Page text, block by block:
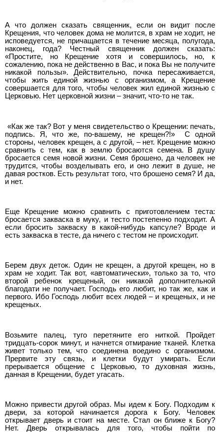
А что должен сказать священник, если он видит после
Крещения, что человек дома не молится, в храм не ходит, не
исповедуется, не причащается в течение месяца, полугода,
наконец, года? Честный священник должен сказать:
«Простите, но Крещение хотя и совершилось, но, к
сожалению, пока не действенно в Вас, и пока Вы не получите
никакой пользы». Действительно, почка пересаживается,
чтобы жить единой жизнью с организмом, а Крещение
совершается для того, чтобы человек жил единой жизнью с
Церковью. Нет церковной жизни – значит, что-то не так.
«Как же так? Вот у меня свидетельство о Крещении: печать,
подпись. Я, что же, по-вашему, не крещен?!» С одной
стороны, человек крещен, а с другой, – нет. Крещение можно
сравнить с тем, как в землю бросаются семена. В душу
бросается семя новой жизни. Семя брошено, да человек не
трудится, чтобы возделывать его, и оно лежит в душе, не
давая ростков. Есть результат того, что брошено семя? И да,
и нет.
Еще Крещение можно сравнить с приготовлением теста:
бросается закваска в муку, и тесто постепенно подходит. А
если бросить закваску в какой-нибудь капсуле? Вроде и
есть закваска в тесте, да ничего с тестом не происходит.
Берем двух деток. Один не крещен, а другой крещен, но в
храм не ходит. Так вот, «автоматически», только за то, что
второй ребенок крещеный, он никакой дополнительной
благодати не получает. Господь его любит, но так же, как и
первого. Ибо Господь любит всех людей – и крещеных, и не
крещеных.
Возьмите палец, туго перетяните его ниткой. Пройдет
тридцать-сорок минут, и начнется отмирание тканей. Клетка
живет только тем, что соединена воедино с организмом.
Прервите эту связь, и клетки будут умирать. Если
прерывается общение с Церковью, то духовная жизнь,
данная в Крещении, будет угасать.
Можно привести другой образ. Мы идем к Богу. Подходим к
двери, за которой начинается дорога к Богу. Человек
открывает дверь и стоит на месте. Стал он ближе к Богу?
Нет. Дверь открывалась для того, чтобы пойти по